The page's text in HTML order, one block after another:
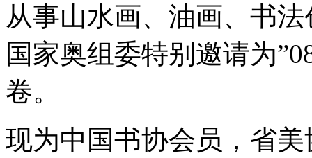
从事山水画、油画、书
国家奥组委特别邀请为
卷。
现为中国书协会员，省